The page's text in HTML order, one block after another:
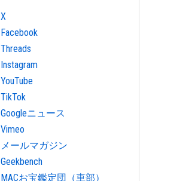
X
Facebook
Threads
Instagram
YouTube
TikTok
Googleニュース
Vimeo
メールマガジン
Geekbench
MACお宝鑑定団（車部）